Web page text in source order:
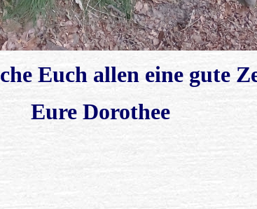
Euch allen eine gute
Eure Dorothee